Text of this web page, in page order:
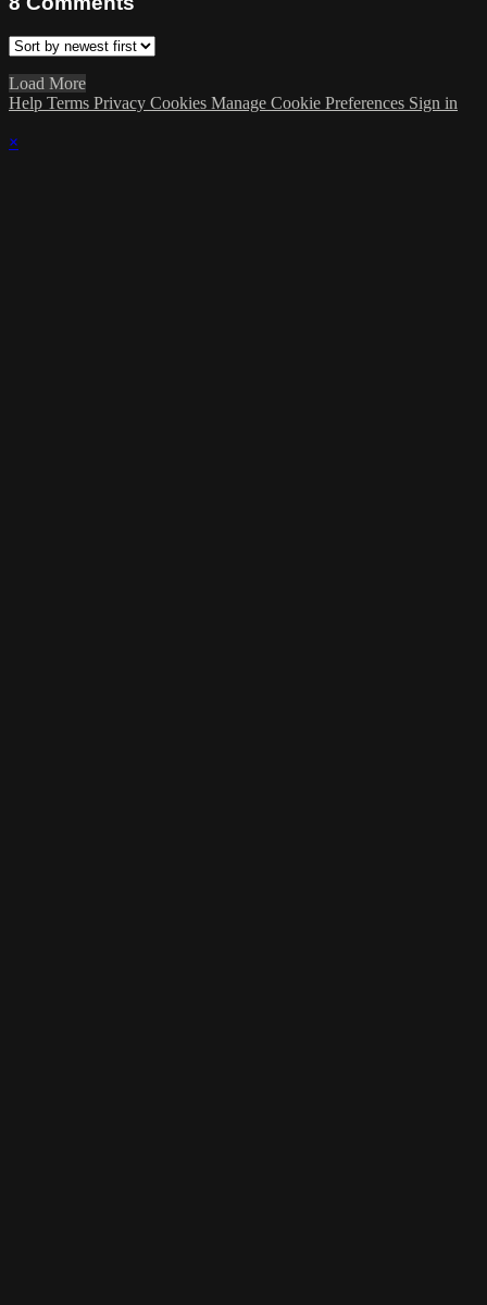
Load More
Help Terms Privacy Cookies Manage Cookie Preferences Sign in
×